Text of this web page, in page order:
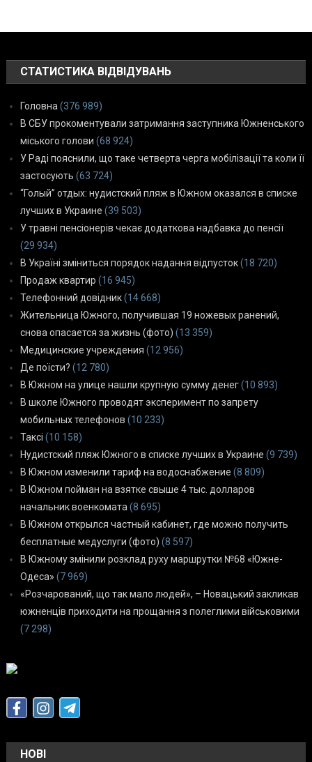
СТАТИСТИКА ВІДВІДУВАНЬ
Головна(376 989)
В СБУ прокоментували затримання заступника Южненського
міського голови (68 924)
У Раді пояснили, що таке четверта черга мобілізації та коли її
застосують (63 724)
“Голый” отдых: нудистский пляж в Южном оказался в списке
лучших в Украине (39 503)
У травні пенсіонерів чекає додаткова надбавка до пенсії
(29 934)
В Україні зміниться порядок надання відпусток(18 720)
Продаж квартир (16 945)
Телефонний довідник(14 668)
Жительница Южного, получившая 19 ножевых ранений,
снова опасается за жизнь (фото) (13 359)
Медицинские учреждения (12 956)
Де поїсти? (12 780)
В Южном на улице нашли крупную сумму денег(10 893)
В школе Южного проводят эксперимент по запрету
мобильных телефонов (10 233)
Таксі (10 158)
Нудистский пляж Южного в списке лучших в Украине (9 739)
В Южном изменили тариф на водоснабжение (8 809)
В Южном пойман на взятке свыше 4 тыс. долларов
начальник военкомата(8 695)
В Южном открылся частный кабинет, где можно получить
бесплатные медуслуги (фото) (8 597)
В Южному змінили розклад руху маршрутки №68 «Южне-
Одеса» (7 969)
«Розчарований, що так мало людей», – Новацький закликав
южненців приходити на прощання з полеглими військовими
(7 298)
НОВІ